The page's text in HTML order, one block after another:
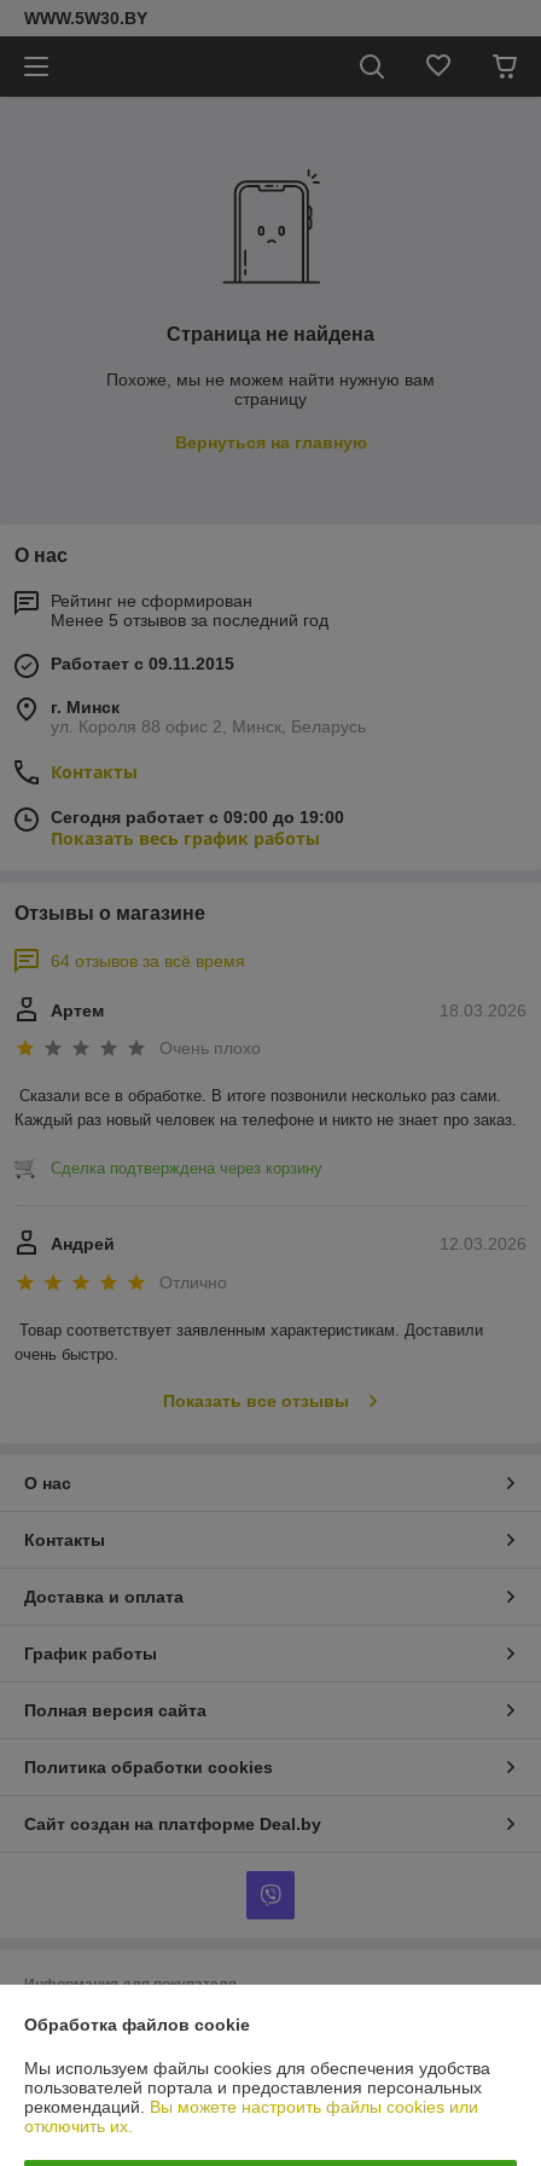
WWW.5W30.BY
Страница не найдена
Похоже, мы не можем найти нужную вам
страницу
Вернуться на главную
О нас
Рейтинг не сформирован
Менее 5 отзывов за последний год
Работает с 09.11.2015
г. Минск
ул. Короля 88 офис 2, Минск, Беларусь
Контакты
Сегодня работает с 09:00 до 19:00
Показать весь график работы
Отзывы о магазине
64 отзывов за всё время
18.03.2026
Артем
Очень плохо
Сказали все в обработке. В итоге позвонили несколько раз сами.
Каждый раз новый человек на телефоне и никто не знает про заказ.
Сделка подтверждена через корзину
12.03.2026
Андрей
Отлично
Товар соответствует заявленным характеристикам. Доставили
очень быстро.
Показать все отзывы
О нас
Контакты
Доставка и оплата
График работы
Полная версия сайта
Политика обработки cookies
Сайт создан на платформе Deal.by
Информация для покупателя
Юридическое лицо:ООО «БигВал»
г. Минск, ул.Короля, д.88, пом.2
Регистрационный номер ЕГР: 193084737
УНП: 193084737
Обработка файлов cookie
Мы используем файлы cookies для обеспечения удобства
пользователей портала и предоставления персональных
рекомендаций. Вы можете настроить файлы cookies или
отключить их.